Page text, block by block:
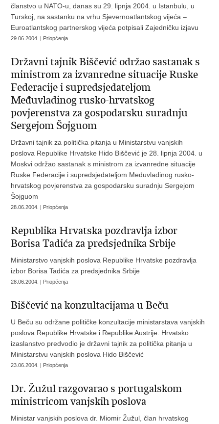
članstvo u NATO-u, danas su 29. lipnja 2004. u Istanbulu, u
Turskoj, na sastanku na vrhu Sjevernoatlantskog vijeća –
Euroatlantskog partnerskog vijeća potpisali Zajedničku izjavu
29.06.2004. | Priopćenja
Državni tajnik Biščević održao sastanak s
ministrom za izvanredne situacije Ruske
Federacije i supredsjedateljom
Međuvladinog rusko-hrvatskog
povjerenstva za gospodarsku suradnju
Sergejom Šojguom
Državni tajnik za politička pitanja u Ministarstvu vanjskih
poslova Republike Hrvatske Hido Biščević je 28. lipnja 2004. u
Moskvi održao sastanak s ministrom za izvanredne situacije
Ruske Federacije i supredsjedateljom Međuvladinog rusko-
hrvatskog povjerenstva za gospodarsku suradnju Sergejom
Šojguom
28.06.2004. | Priopćenja
Republika Hrvatska pozdravlja izbor
Borisa Tadića za predsjednika Srbije
Ministarstvo vanjskih poslova Republike Hrvatske pozdravlja
izbor Borisa Tadića za predsjednika Srbije
28.06.2004. | Priopćenja
Biščević na konzultacijama u Beču
U Beču su održane političke konzultacije ministarstava vanjskih
poslova Republike Hrvatske i Republike Austrije. Hrvatsko
izaslanstvo predvodio je državni tajnik za politička pitanja u
Ministarstvu vanjskih poslova Hido Biščević
23.06.2004. | Priopćenja
Dr. Žužul razgovarao s portugalskom
ministricom vanjskih poslova
Ministar vanjskih poslova dr. Miomir Žužul, član hrvatskog